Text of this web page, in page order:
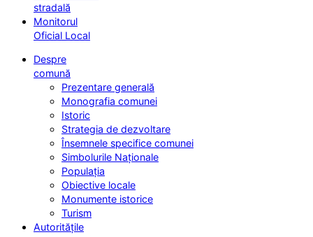
stradală
Monitorul
Oficial Local
Despre
comună
Prezentare generală
Monografia comunei
Istoric
Strategia de dezvoltare
Însemnele specifice comunei
Simbolurile Naționale
Populația
Obiective locale
Monumente istorice
Turism
Autoritățile